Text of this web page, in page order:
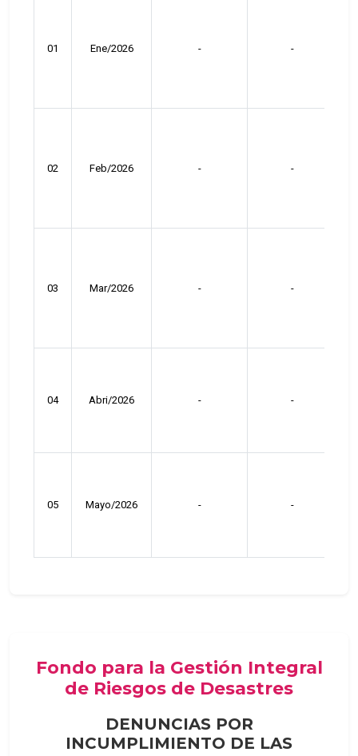
01 Ene/2026 - -
02 Feb/2026 - -
03 Mar/2026 - -
04 Abri/2026 - -
05 Mayo/2026 - -
Fondo para la Gestión Integral
de Riesgos de Desastres
DENUNCIAS POR
INCUMPLIMIENTO DE LAS